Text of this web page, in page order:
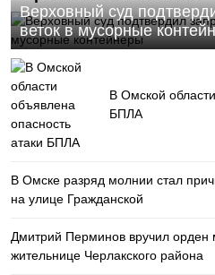
Верховный суд
веток в мусорные
В Омской
БПЛА
В Омске разряд молнии стал
на улице Гражданской
Дмитрий Перминов вручил орден
жительнице Черлакского района